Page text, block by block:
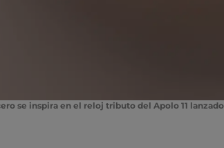
se inspira en el reloj tributo del Apolo 11